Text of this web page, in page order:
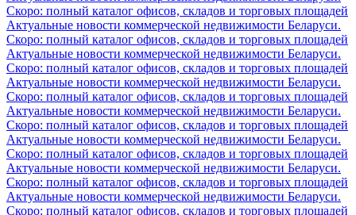
Скоро: полный каталог офисов, складов и торговых площадей
Актуальные новости коммерческой недвижимости Беларуси.
Скоро: полный каталог офисов, складов и торговых площадей
Актуальные новости коммерческой недвижимости Беларуси.
Скоро: полный каталог офисов, складов и торговых площадей
Актуальные новости коммерческой недвижимости Беларуси.
Скоро: полный каталог офисов, складов и торговых площадей
Актуальные новости коммерческой недвижимости Беларуси.
Скоро: полный каталог офисов, складов и торговых площадей
Актуальные новости коммерческой недвижимости Беларуси.
Скоро: полный каталог офисов, складов и торговых площадей
Актуальные новости коммерческой недвижимости Беларуси.
Скоро: полный каталог офисов, складов и торговых площадей
Актуальные новости коммерческой недвижимости Беларуси.
Скоро: полный каталог офисов, складов и торговых площадей